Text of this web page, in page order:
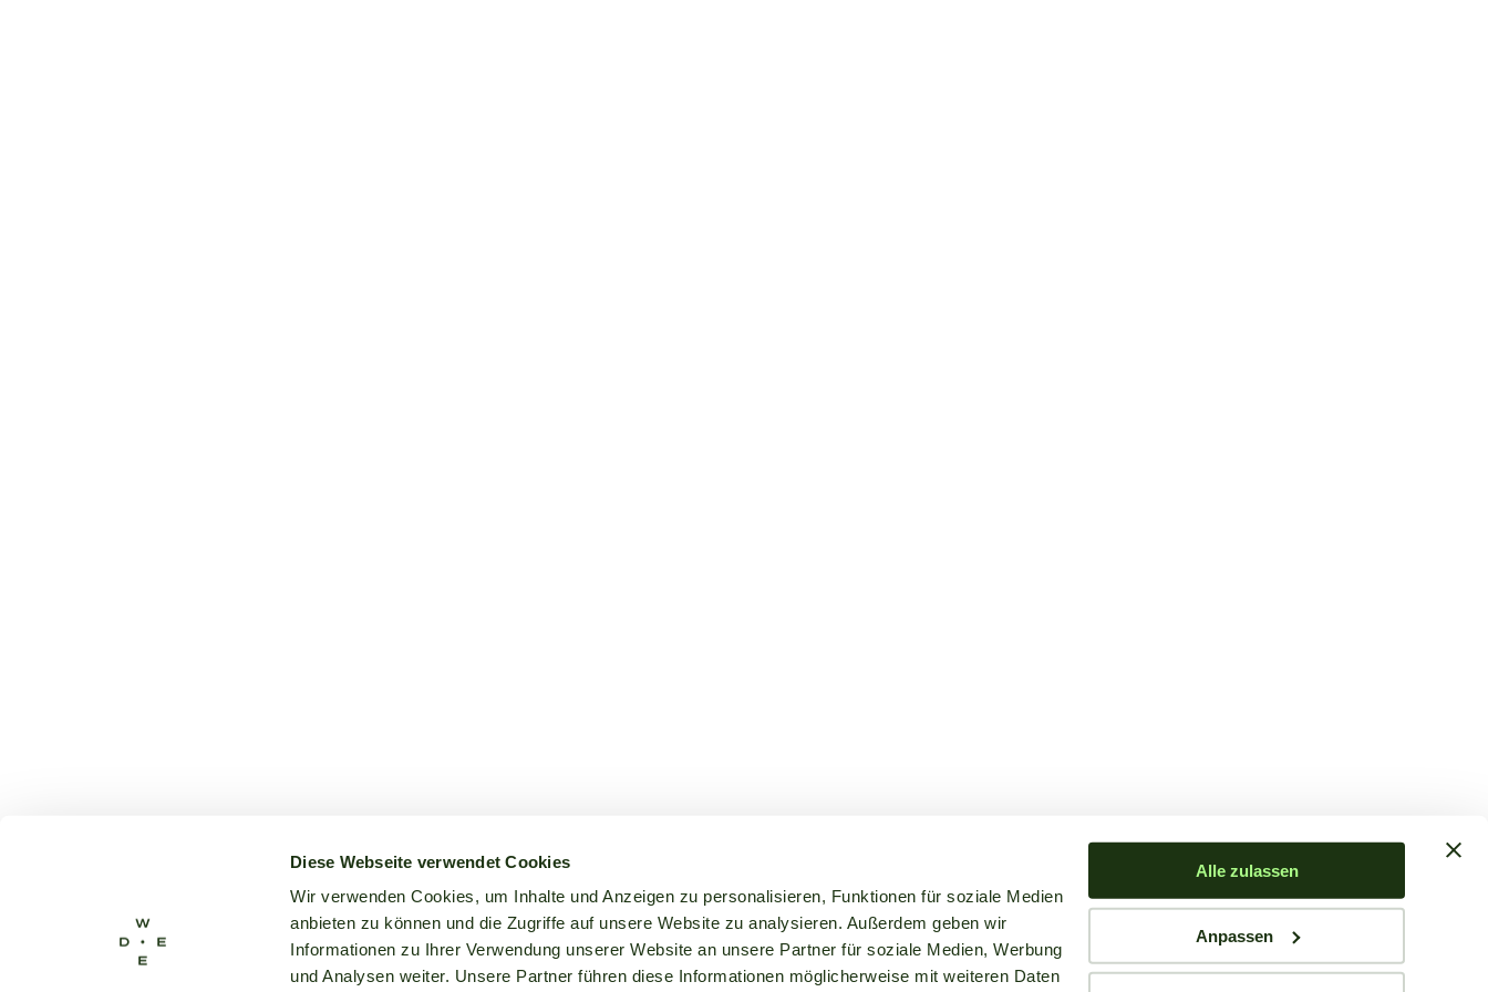
Diese Webseite verwendet Cookies
Wir verwenden Cookies, um Inhalte und Anzeigen zu personalisieren, Funktionen für soziale Medien
anbieten zu können und die Zugriffe auf unsere Website zu analysieren. Außerdem geben wir
Informationen zu Ihrer Verwendung unserer Website an unsere Partner für soziale Medien, Werbung
und Analysen weiter. Unsere Partner führen diese Informationen möglicherweise mit weiteren Daten
Alle zulassen
Anpassen